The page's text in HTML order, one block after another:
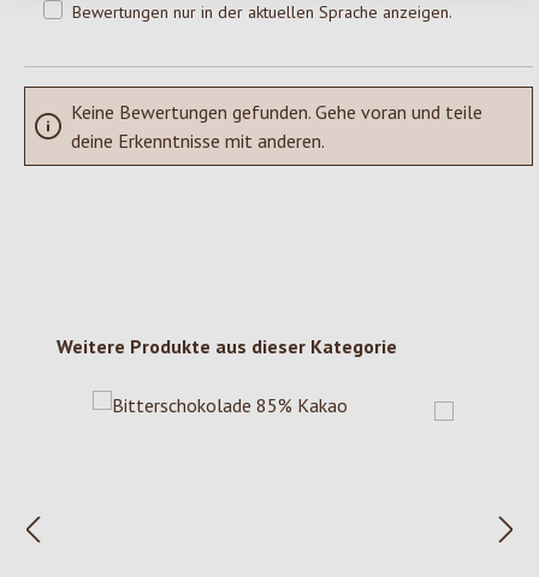
Bewertungen nur in der aktuellen Sprache anzeigen.
Keine Bewertungen gefunden. Gehe voran und teile
deine Erkenntnisse mit anderen.
Produktgalerie überspringen
Weitere Produkte aus dieser Kategorie